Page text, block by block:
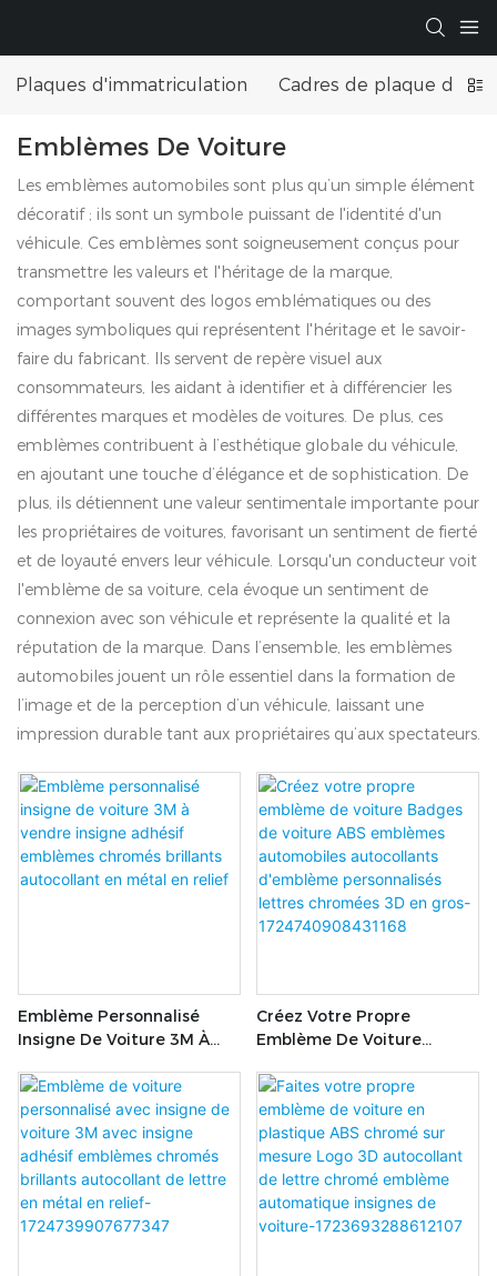
Plaques d'immatriculation Cadres de plaque
Emblèmes De Voiture
Les emblèmes automobiles sont plus qu’un simple élément
décoratif ; ils sont un symbole puissant de l'identité d'un
véhicule. Ces emblèmes sont soigneusement conçus pour
transmettre les valeurs et l'héritage de la marque,
comportant souvent des logos emblématiques ou des
images symboliques qui représentent l'héritage et le savoir-
faire du fabricant. Ils servent de repère visuel aux
consommateurs, les aidant à identifier et à différencier les
différentes marques et modèles de voitures. De plus, ces
emblèmes contribuent à l’esthétique globale du véhicule,
en ajoutant une touche d’élégance et de sophistication. De
plus, ils détiennent une valeur sentimentale importante pour
les propriétaires de voitures, favorisant un sentiment de fierté
et de loyauté envers leur véhicule. Lorsqu'un conducteur voit
l'emblème de sa voiture, cela évoque un sentiment de
connexion avec son véhicule et représente la qualité et la
réputation de la marque. Dans l’ensemble, les emblèmes
automobiles jouent un rôle essentiel dans la formation de
l’image et de la perception d’un véhicule, laissant une
impression durable tant aux propriétaires qu’aux spectateurs.
Emblème Personnalisé
Insigne De Voiture 3M À
Emblèmes Chromés
Brillants Autocollant En
Métal En Relief
Créez Votre Propre
Emblème De Voiture
Emblèmes Automobiles
Autocollants D'emblème
Personnalisés Lettres
Chromées 3D En Gros-
1724740908431168